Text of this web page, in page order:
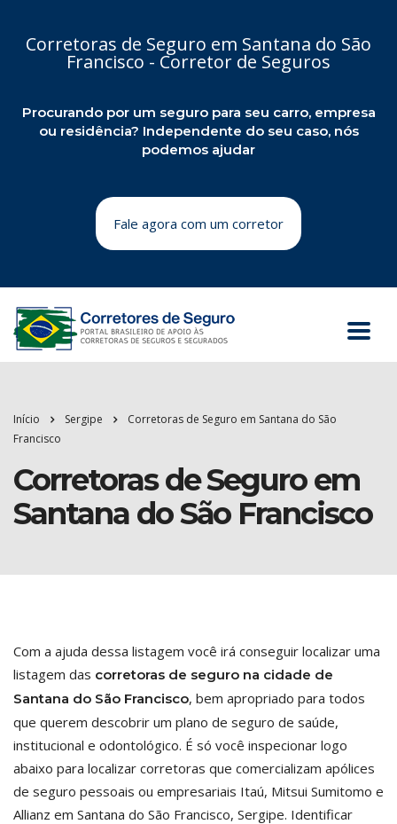
Corretoras de Seguro em Santana do São
Francisco - Corretor de Seguros
Procurando por um seguro para seu carro, empresa
ou residência? Independente do seu caso, nós
podemos ajudar
Fale agora com um corretor
Início Sergipe
Corretoras de Seguro em Santana do São
Francisco
Corretoras de Seguro em
Santana do São Francisco
Com a ajuda dessa listagem você irá conseguir localizar uma
listagem das corretoras de seguro na cidade de
Santana do São Francisco, bem apropriado para todos
que querem descobrir um plano de seguro de saúde,
institucional e odontológico. É só você inspecionar logo
abaixo para localizar corretoras que comercializam apólices
de seguro pessoais ou empresariais Itaú, Mitsui Sumitomo e
Allianz em Santana do São Francisco, Sergipe. Identificar